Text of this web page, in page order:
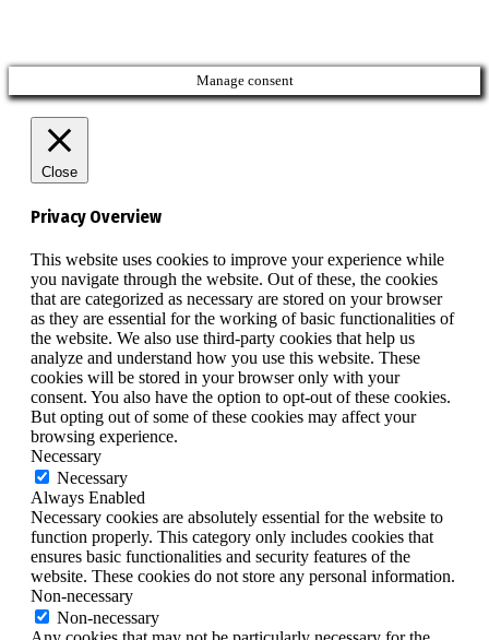
Manage consent
Close
Privacy Overview
This website uses cookies to improve your experience while
you navigate through the website. Out of these, the cookies
that are categorized as necessary are stored on your browser
as they are essential for the working of basic functionalities of
the website. We also use third-party cookies that help us
analyze and understand how you use this website. These
cookies will be stored in your browser only with your
consent. You also have the option to opt-out of these cookies.
But opting out of some of these cookies may affect your
browsing experience.
Necessary
Necessary
Always Enabled
Necessary cookies are absolutely essential for the website to
function properly. This category only includes cookies that
ensures basic functionalities and security features of the
website. These cookies do not store any personal information.
Non-necessary
Non-necessary